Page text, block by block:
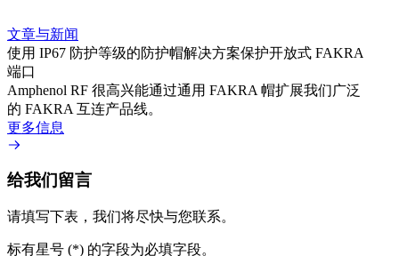
文章与新闻
使用 IP67 防护等级的防护帽解决方案保护开放式 FAKRA
端口
Amphenol RF 很高兴能通过通用 FAKRA 帽扩展我们广泛
的 FAKRA 互连产品线。
更多信息
给我们留言
请填写下表，我们将尽快与您联系。
标有星号 (*) 的字段为必填字段。